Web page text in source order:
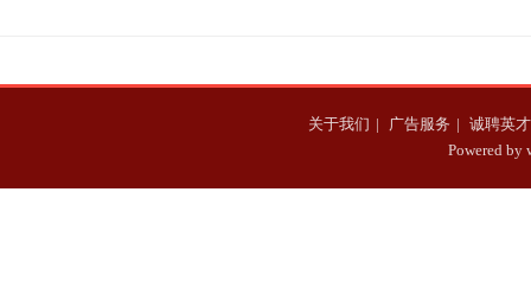
关于我们 | 广告服务 | 诚聘英才
Powered by